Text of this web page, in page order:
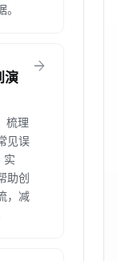
演
梳理
见误
实
助创
，减
arrow_forward